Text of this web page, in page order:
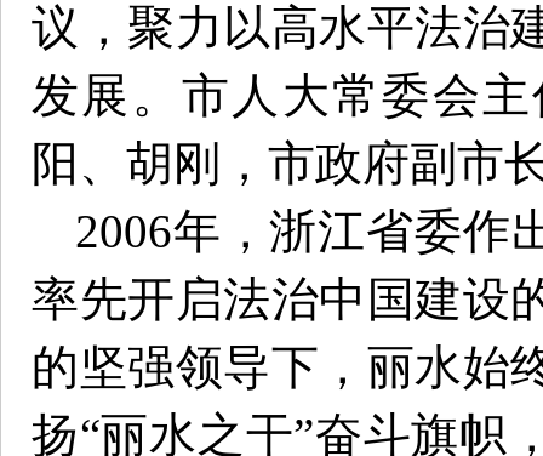
议，聚力以高水平法治
发展。市人大常委会
阳、胡刚，市政府副市
2006年，浙江省委作
率先开启法治中国建设
的坚强领导下，丽水始
扬“丽水之干”奋斗旗帜